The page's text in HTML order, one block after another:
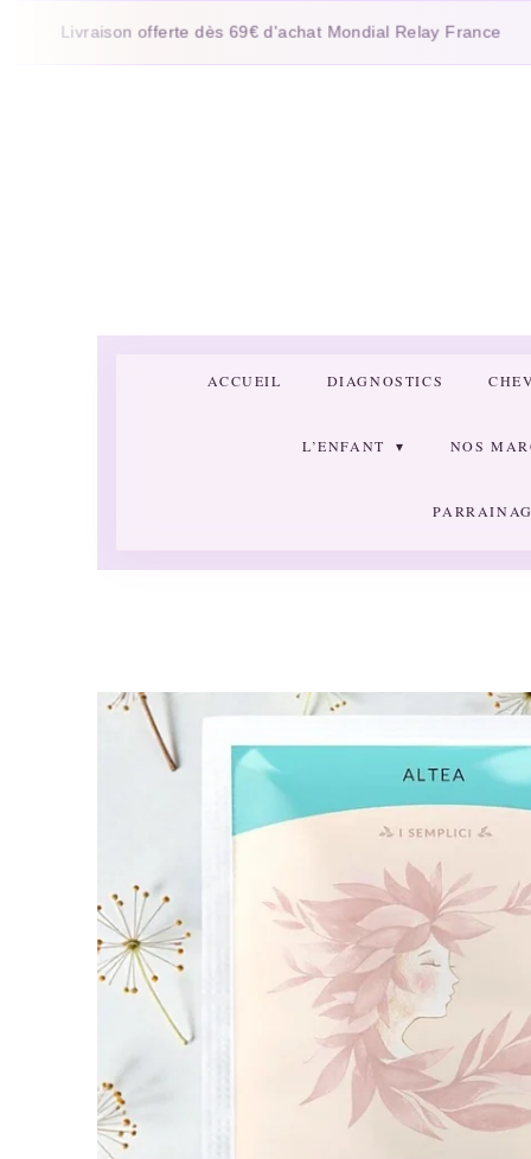
offerte dès 69€ d'achat Mondial Relay France
Passer
ACCUEIL DIAGNOSTICS
L’ENFANT NOS